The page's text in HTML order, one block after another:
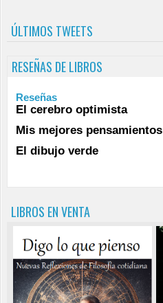
ÚLTIMOS TWEETS
RESEÑAS DE LIBROS
Reseñas
El cerebro optimista
Mis mejores pensamientos
El dibujo verde
LIBROS EN VENTA